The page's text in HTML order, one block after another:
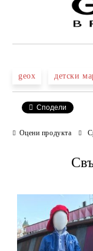
geox детски
Сподели
Оцени продукта